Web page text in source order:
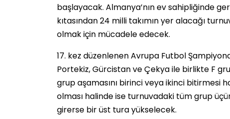
başlayacak. Almanya’nın ev sahipliğinde
kıtasından 24 milli takımın yer alacağı
olmak için mücadele edecek.
17. kez düzenlenen Avrupa Futbol
Portekiz, Gürcistan ve Çekya ile birlikte F
grup aşamasını birinci veya ikinci bitirmesi
olması halinde ise turnuvadaki tüm grup
girerse bir üst tura yükselecek.